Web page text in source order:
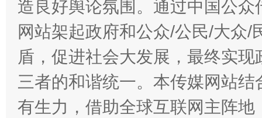
造良好舆论氛围。通过中国公
网站架起政府和公众/公民/大众
盾，促进社会大发展，最终实
三者的和谐统一。本传媒网站
有生力，借助全球互联网主阵